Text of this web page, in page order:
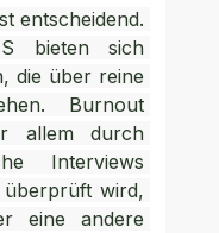
entscheidend.
bieten sich
die über reine
Burnout
allem durch
Interviews
wird,
eine andere